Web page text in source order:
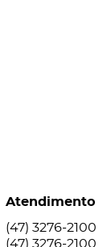
Atendimento
(47) 3276-2100
(47) 3276-2100